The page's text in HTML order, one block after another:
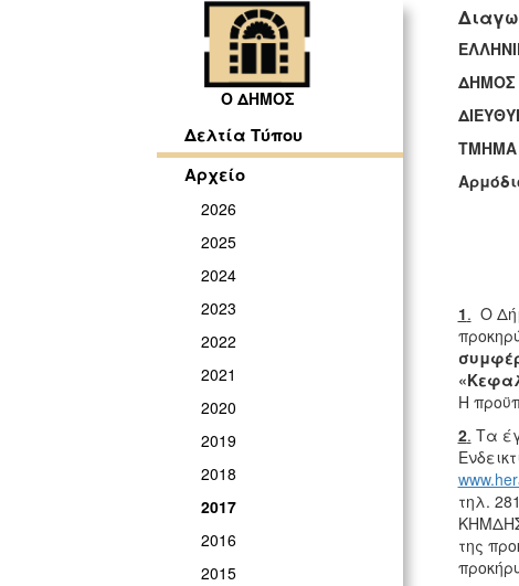
Ο ΔΗΜΟΣ
Δελτία Τύπου
Αρχείο
2026
2025
2024
2023
2022
2021
2020
2019
2018
2017
2016
2015
ΔΗΜΟΣ
1. Ο
«
Η
2. Τα
τηλ.
της